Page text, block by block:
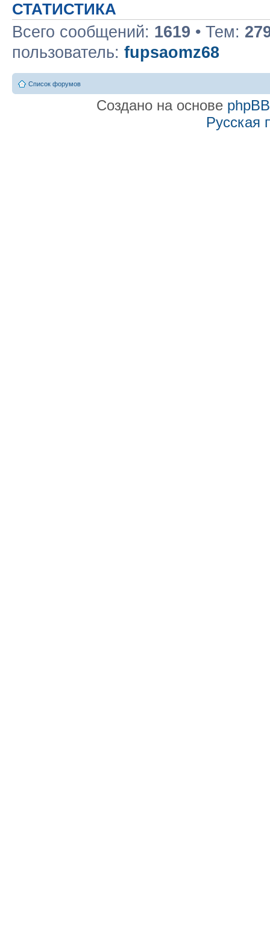
СТАТИСТИКА
Всего сообщений: 1619 • Тем:
пользователь: fupsaomz68
Список форумов
Создано на основе phpBB
Русская